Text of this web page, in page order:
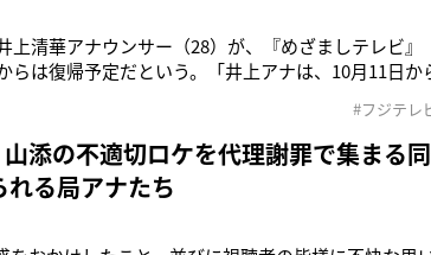
上清華アナウンサー（28）が、『めざましテレビ』
らは復帰予定だという。「井上アナは、10月11日
相次ぎました。井上アナは毎日深夜2時30分に起き
#フジテレ
添の不適切ロケを代理謝罪で集まる
る局アナたち